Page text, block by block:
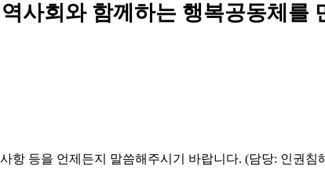
사회와 함께하는 행복공동체를
등을 언제든지 말씀해주시기 바랍니다. (담당: 인권침